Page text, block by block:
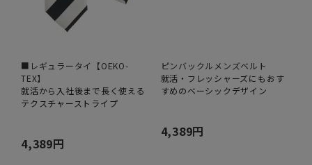
■レギュラータイ【OEKO-
TEX】
就活から入社後まで長く使える
テクスチャーストライプ
4,389円
ピンバックルメンズベルト
就活・フレッシャーズにもおす
すめのベーシックデザイン
4,389円